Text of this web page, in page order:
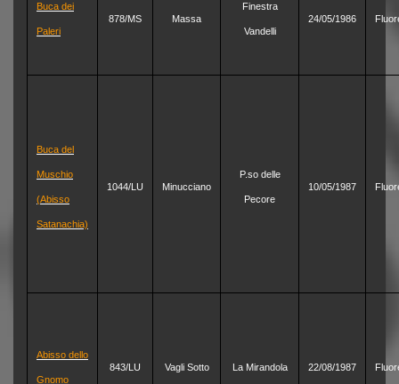
Buca dei
Paleri
878/MS Massa
Finestra
Vandelli
24/05/1986
Buca del
Muschio
(Abisso
Satanachia)
1044/LU Minucciano
P.so delle
Pecore
10/05/1987
Abisso dello
Gnomo
843/LU Vagli Sotto La Mirandola 22/08/1987